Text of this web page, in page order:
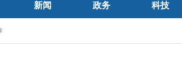
新闻 政务 科技